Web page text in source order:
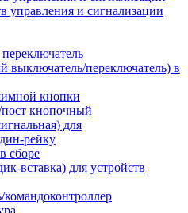
управления и сигнализации
переключатель) в
кнопки
кнопочный
для
рейку
сборе
вставка) для устройств